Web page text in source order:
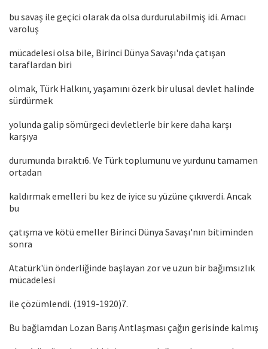
bu savaş ile geçici olarak da olsa durdurulabilmiş idi. Amacı
varoluş
mücadelesi olsa bile, Birinci Dünya Savaşı'nda çatışan
taraflardan biri
olmak, Türk Halkını, yaşamını özerk bir ulusal devlet halinde
sürdürmek
yolunda galip sömürgeci devletlerle bir kere daha karşı
karşıya
durumunda bıraktı6. Ve Türk toplumunu ve yurdunu tamamen
ortadan
kaldırmak emelleri bu kez de iyice su yüzüne çıkıverdi. Ancak
bu
çatışma ve kötü emeller Birinci Dünya Savaşı'nın bitiminden
sonra
Atatürk'ün önderliğinde başlayan zor ve uzun bir bağımsızlık
mücadelesi
ile çözümlendi. (1919-1920)7.
Bu bağlamdan Lozan Barış Antlaşması çağın gerisinde kalmış